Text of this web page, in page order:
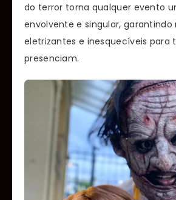
do terror torna qualquer evento
envolvente e singular,
eletrizantes e inesquecíveis para
presenciam.